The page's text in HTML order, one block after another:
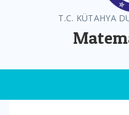
T.C. KÜTAHYA